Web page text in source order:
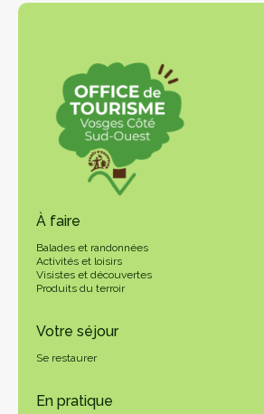
À faire
Balades et randonnées
Activités et loisirs
Visistes et découvertes
Produits du terroir
Votre séjour
Se restaurer
En pratique